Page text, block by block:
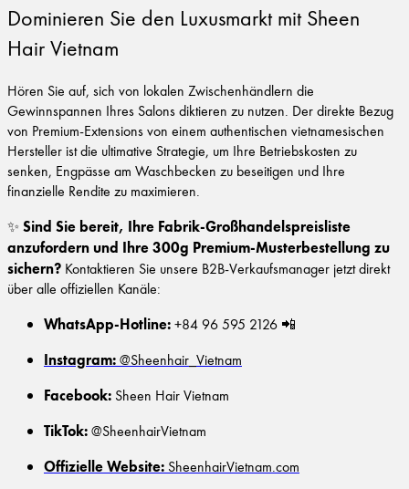
Dominieren Sie den Luxusmarkt mit Sheen
Hair Vietnam
Hören Sie auf, sich von lokalen Zwischenhändlern die
Gewinnspannen Ihres Salons diktieren zu nutzen. Der direkte Bezug
von Premium-Extensions von einem authentischen vietnamesischen
Hersteller ist die ultimative Strategie, um Ihre Betriebskosten zu
senken, Engpässe am Waschbecken zu beseitigen und Ihre
finanzielle Rendite zu maximieren.
✨ Sind Sie bereit, Ihre Fabrik-Großhandelspreisliste
anzufordern und Ihre 300g Premium-Musterbestellung zu
sichern? Kontaktieren Sie unsere B2B-Verkaufsmanager jetzt direkt
über alle offiziellen Kanäle:
WhatsApp-Hotline:+84 96 595 2126 📲
Instagram:@Sheenhair_Vietnam
Facebook: Sheen Hair Vietnam
TikTok:@SheenhairVietnam
Offizielle Website: SheenhairVietnam.com